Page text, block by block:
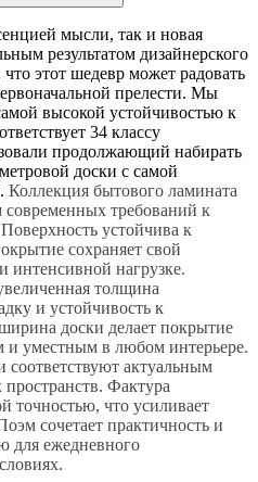
мысли, так и новая
результатом дизайнерского
этот шедевр может радовать
прелести. Мы
высокой устойчивостью к
34 классу
продолжающий набирать
доски с самой
Коллекция бытового ламината
современных требований к
устойчива к
сохраняет свой
интенсивной нагрузке.
толщина
и устойчивость к
доски делает покрытие
и уместным в любом интерьере.
актуальным
Фактура
точностью, что усиливает
сочетает практичность и
для ежедневного